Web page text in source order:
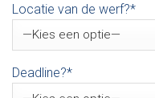
Locatie van de werf?*
Deadline?*